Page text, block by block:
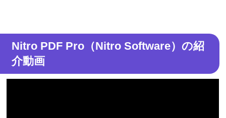
Nitro PDF Pro（Nitro Software）の紹
介動画